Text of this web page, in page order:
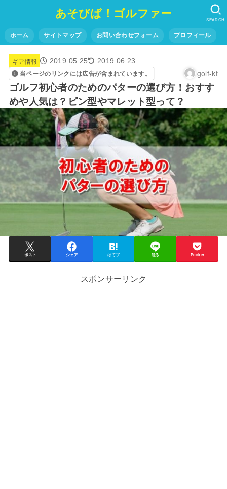
あそびば！ゴルファー
ホーム サイトマップ お問い合わせフォーム プロフィール
SEARCH
ギア情報 2019.05.25 2019.06.23
当ページのリンクには広告が含まれています。 golf-kt
ゴルフ初心者のためのパターの選び方！おすす
めや人気は？ピン型やマレット型って？
ポスト シェア はてブ 送る Pocket
スポンサーリンク